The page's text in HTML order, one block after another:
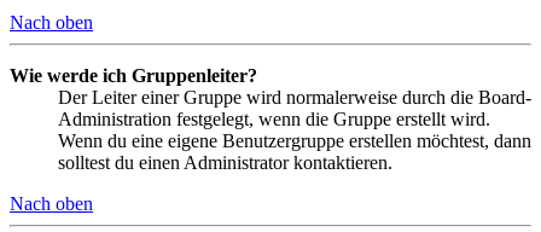
Nach oben
Wie werde ich Gruppenleiter?
Der Leiter einer Gruppe wird normalerweise durch die Board-
Administration festgelegt, wenn die Gruppe erstellt wird.
Wenn du eine eigene Benutzergruppe erstellen möchtest, dann
solltest du einen Administrator kontaktieren.
Nach oben